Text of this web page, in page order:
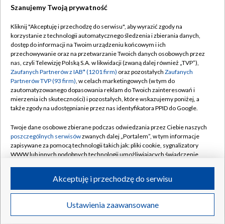
TVP
Abonament TVP
Emisja w TVP
Centrum informacji TVP
Naziemna Telewizja Cyfrowa
Rada Programowa
System NOS
Informacje o nadawcy
Program dla prasy
Ogłoszenie przetargowe
Regulamin TVP
Polityka prywatności
Moje zgody
Pomoc
Kontakt
Kanały
©2026 Telewizja Polska S.A. w likwidacji
Szanujemy Twoją prywatność
Kliknij "Akceptuję i przechodzę do serwisu", aby wyrazić zgody na
korzystanie z technologii automatycznego śledzenia i zbierania danych,
dostęp do informacji na Twoim urządzeniu końcowym i ich
przechowywanie oraz na przetwarzanie Twoich danych osobowych przez
nas, czyli Telewizję Polską S.A. w likwidacji (zwaną dalej również „TVP”),
Zaufanych Partnerów z IAB* (1201 firm) oraz pozostałych Zaufanych
Partnerów TVP (93 firm), w celach marketingowych (w tym do
zautomatyzowanego dopasowania reklam do Twoich zainteresowań i
mierzenia ich skuteczności) i pozostałych, które wskazujemy poniżej, a
także zgody na udostępnianie przez nas identyfikatora PPID do Google.
Twoje dane osobowe zbierane podczas odwiedzania przez Ciebie naszych
poszczególnych serwisówzwanych dalej „Portalem”, w tym informacje
zapisywane za pomocą technologii takich jak: pliki cookie, sygnalizatory
WWW lub innych podobnych technologii umożliwiających świadczenie
ruchu w Internecie.
Twoje dane osobowe zbierane podczas odwiedzania przez Ciebie
poszczególnych serwisówna Portalu, takie jak adresy IP, identyfikatory
Ustawienia zaawansowane
Akceptuję i przechodzę do serwisu